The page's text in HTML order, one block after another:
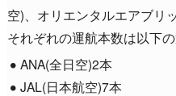
空)、オリエンタルエアブリ
それぞれの運航本数は以下の
ANA(全日空)2本
JAL(日本航空)7本